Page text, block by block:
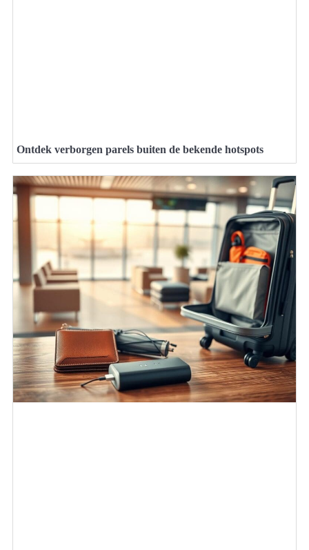
Ontdek verborgen parels buiten de bekende hotspots